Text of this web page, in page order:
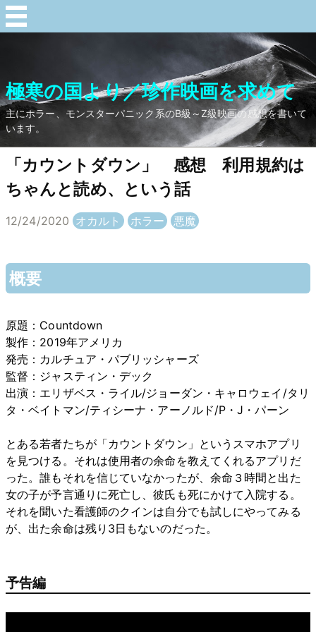
極寒の国より／珍作映画を求めて
主にホラー、モンスターパニック系のB級～Z級映画の感想を書いて
います。
「カウントダウン」 感想 利用規約は
ちゃんと読め、という話
12/24/2020 オカルト ホラー 悪魔
概要
原題：Countdown
製作：2019年アメリカ
発売：カルチュア・パブリッシャーズ
監督：ジャスティン・デック
出演：エリザベス・ライル/ジョーダン・キャロウェイ/タリ
タ・ベイトマン/ティシーナ・アーノルド/P・J・パーン
とある若者たちが「カウントダウン」というスマホアプリ
を見つける。それは使用者の余命を教えてくれるアプリだ
った。誰もそれを信じていなかったが、余命３時間と出た
女の子が予言通りに死亡し、彼氏も死にかけて入院する。
それを聞いた看護師のクインは自分でも試しにやってみる
が、出た余命は残り3日もないのだった。
予告編